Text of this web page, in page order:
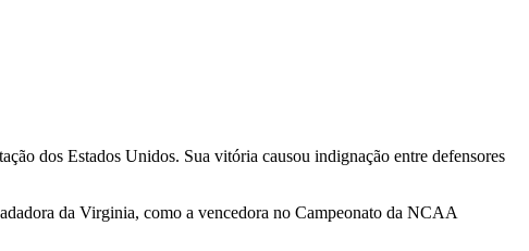
dos Estados Unidos. Sua vitória causou indignação entre defensores
da Virginia, como a vencedora no Campeonato da NCAA